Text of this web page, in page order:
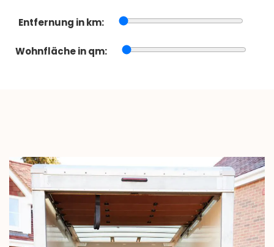
Entfernung in km:
Wohnfläche in qm: